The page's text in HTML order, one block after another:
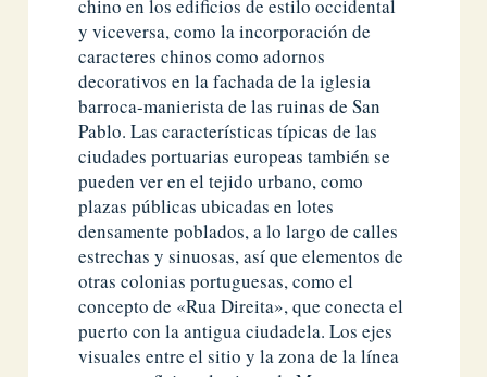
chino en los edificios de estilo occidental
y viceversa, como la incorporación de
caracteres chinos como adornos
decorativos en la fachada de la iglesia
barroca-manierista de las ruinas de San
Pablo. Las características típicas de las
ciudades portuarias europeas también se
pueden ver en el tejido urbano, como
plazas públicas ubicadas en lotes
densamente poblados, a lo largo de calles
estrechas y sinuosas, así que elementos de
otras colonias portuguesas, como el
concepto de «Rua Direita», que conecta el
puerto con la antigua ciudadela. Los ejes
visuales entre el sitio y la zona de la línea